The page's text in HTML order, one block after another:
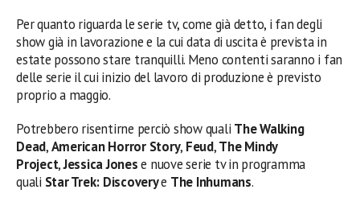
Per quanto riguarda le serie tv, come già detto, i fan degli
show già in lavorazione e la cui data di uscita è prevista in
estate possono stare tranquilli. Meno contenti saranno i fan
delle serie il cui inizio del lavoro di produzione è previsto
proprio a maggio.
Potrebbero risentirne perciò show quali The Walking
Dead,American Horror Story, Feud,The Mindy
Project,Jessica Jonese nuove serie tv in programma
quali Star Trek: Discoverye The Inhumans.